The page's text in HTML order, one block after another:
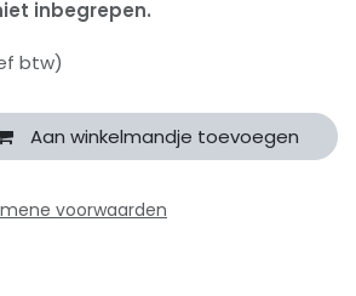
inbegrepen.
btw)
Aan winkelmandje toevoegen
voorwaarden